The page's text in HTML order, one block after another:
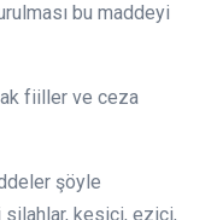
bu maddeyi
fiiller ve ceza
şöyle
silahlar, kesici, ezici,